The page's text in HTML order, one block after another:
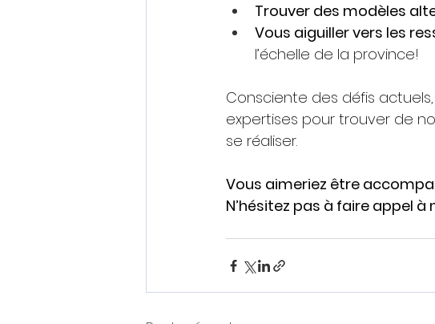
Trouver des modèles
Vous aiguiller vers les
l’échelle de la province!
Consciente des défis
expertises pour trouver de
se réaliser.
Vous aimeriez être
N’hésitez pas à faire appel à